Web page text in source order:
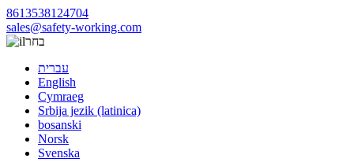
8613538124704
sales@safety-working.com
בחר
עברית
English
Cymraeg
Srbija jezik (latinica)
bosanski
Norsk
Svenska